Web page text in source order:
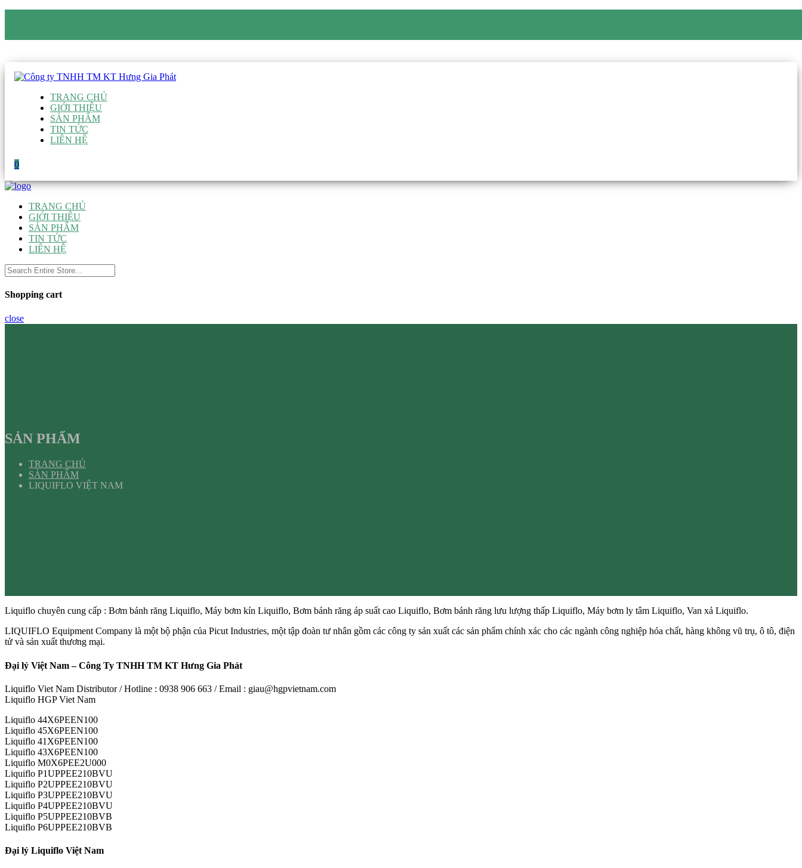
TRANG CHỦ
GIỚI THIỆU
SẢN PHẨM
TIN TỨC
LIÊN HỆ
0
TRANG CHỦ
GIỚI THIỆU
SẢN PHẨM
TIN TỨC
LIÊN HỆ
Shopping cart
close
SẢN PHẨM
TRANG CHỦ
SẢN PHẨM
LIQUIFLO VIỆT NAM
Liquiflo chuyên cung cấp : Bơm bánh răng Liquiflo, Máy bơm kín Liquiflo, Bơm bánh răng áp suất cao Liquiflo, Bơm bánh răng lưu lượng thấp Liquiflo, Máy bơm ly tâm Liquiflo, Van xả Liquiflo.
LIQUIFLO Equipment Company là một bộ phận của Picut Industries, một tập đoàn tư nhân gồm các công ty sản xuất các sản phẩm chính xác cho các ngành công nghiệp hóa chất, hàng không vũ trụ, ô tô, điện
tử và sản xuất thương mại.
Đại lý Việt Nam – Công Ty TNHH TM KT Hưng Gia Phát
Liquiflo Viet Nam Distributor / Hotline : 0938 906 663 / Email : giau@hgpvietnam.com
Liquiflo HGP Viet Nam
Liquiflo 44X6PEEN100
Liquiflo 45X6PEEN100
Liquiflo 41X6PEEN100
Liquiflo 43X6PEEN100
Liquiflo M0X6PEE2U000
Liquiflo P1UPPEE210BVU
Liquiflo P2UPPEE210BVU
Liquiflo P3UPPEE210BVU
Liquiflo P4UPPEE210BVU
Liquiflo P5UPPEE210BVB
Liquiflo P6UPPEE210BVB
Đại lý Liquiflo Việt Nam